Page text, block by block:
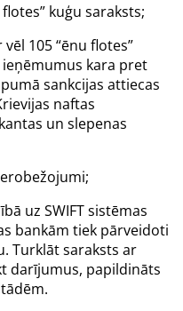
kuģu saraksts;
105 “ēnu flotes”
kara pret
sankcijas attiecas
naftas
un slepenas
uz SWIFT sistēmas
bankām tiek pārveidoti
Turklāt saraksts ar
darījumus, papildināts